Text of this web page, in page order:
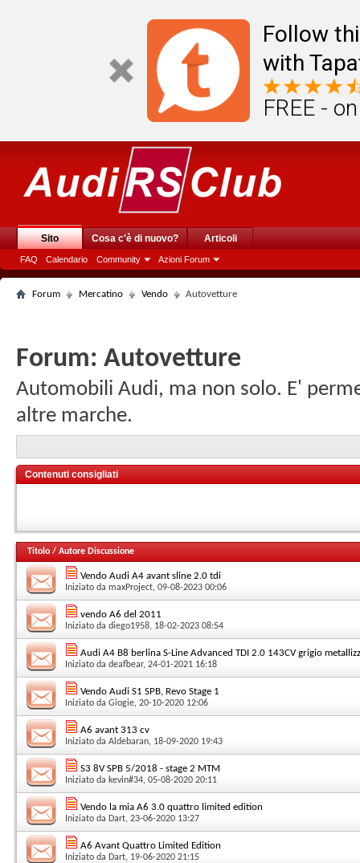
Follow
with
FREE -
Sito
FAQ Calendario Community Azioni Forum
Cosa c'è di nuovo? Articoli
Forum Mercatino Vendo Autovetture
Forum: Autovetture
Automobili Audi, ma non solo. E'
altre marche.
Contenuti consigliati
Titolo / Autore Discussione
Vendo Audi A4 avant sline 2.0 tdi
Iniziato da maxProject, 09-08-2023 00:06
vendo A6 del 2011
Iniziato da diego1958, 18-02-2023 08:54
Audi A4 B8 berlina S-Line Advanced TDI 2.0 143CV grigio
Iniziato da deafbear, 24-01-2021 16:18
Vendo Audi S1 SPB, Revo Stage 1
Iniziato da Giogie, 20-10-2020 12:06
A6 avant 313 cv
Iniziato da Aldebaran, 18-09-2020 19:43
S3 8V SPB 5/2018 - stage 2 MTM
Iniziato da kevin#34, 05-08-2020 20:11
Vendo la mia A6 3.0 quattro limited edition
Iniziato da Dart, 23-06-2020 13:27
A6 Avant Quattro Limited Edition
Iniziato da Dart, 19-06-2020 21:15